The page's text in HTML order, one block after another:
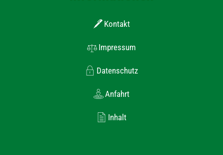
Kontakt
Impressum
Datenschutz
Anfahrt
Inhalt